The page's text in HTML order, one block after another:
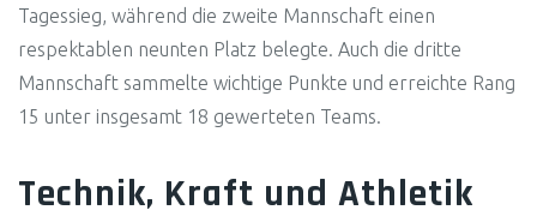
Tagessieg, während die zweite Mannschaft einen
respektablen neunten Platz belegte. Auch die dritte
Mannschaft sammelte wichtige Punkte und erreichte Rang
15 unter insgesamt 18 gewerteten Teams.
Technik, Kraft und Athletik